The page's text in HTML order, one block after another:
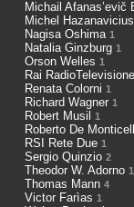
Michail Afanas’evič
Michel Hazanavicius
Nagisa Oshima 1
Natalia Ginzburg 1
Orson Welles 1
Rai
Renata Colorni 1
Richard Wagner 1
Robert Musil 1
Roberto De
RSI Rete Due 1
Sergio Quinzio 2
Theodor W. Adorno 1
Thomas Mann 4
Victor Farìas 1